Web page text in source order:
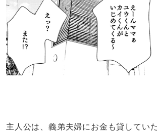
主人公は、義弟夫婦にお金も貸してい